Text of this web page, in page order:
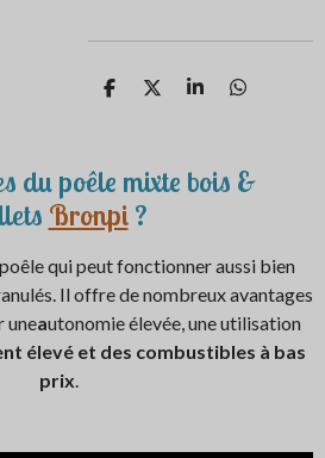
P
g
e
r
P
a
g
P
g
P
a
g
du poêle mixte bois &
Bronpi ?
qui peut fonctionner aussi bien
Il offre de nombreux avantages
uneautonomie élevée, une utilisation
élevé et des combustibles à bas
prix.